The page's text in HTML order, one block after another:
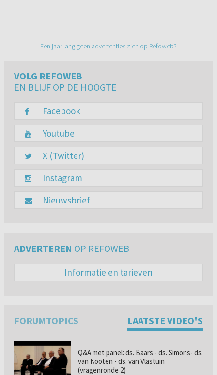
Een jaar lang geen advertenties zien op Refoweb?
VOLG REFOWEB
EN BLIJF OP DE HOOGTE
Facebook
Youtube
X (Twitter)
Instagram
Nieuwsbrief
ADVERTEREN OP REFOWEB
Informatie en tarieven
FORUMTOPICS LAATSTE VIDEO'S
Q&A met panel: ds. Baars - ds. Simons- ds.
van Kooten - ds. van Vlastuin
(vragenronde 2)